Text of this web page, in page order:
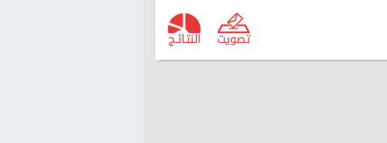
النتـائـج تصويت